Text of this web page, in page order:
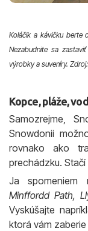
Koláčik a kávičku berte
Nezabudnite sa
výrobky a suveníry.
Kopce, pláže,
Samozrejme,
Snowdonii
rovnako ako
prechádzku. Stačí
Ja spomeniem
Minffordd Path,
Vyskúšajte
ktorá vám